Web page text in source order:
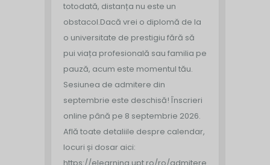
totodată, distanța nu este un
obstacol.Dacă vrei o diplomă de la
o universitate de prestigiu fără să
pui viața profesională sau familia pe
pauză, acum este momentul tău.
Sesiunea de admitere din
septembrie este deschisă! Înscrieri
online până pe 8 septembrie 2026.
Află toate detaliile despre calendar,
locuri și dosar aici: